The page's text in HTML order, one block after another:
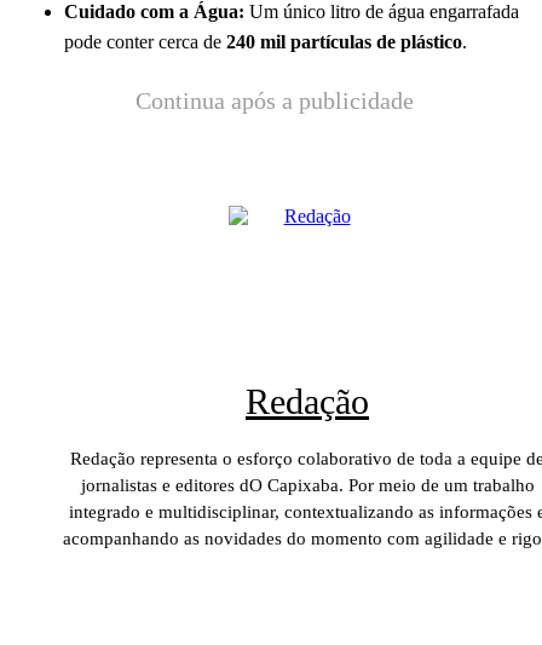
Cuidado com a Água: Um único litro de água engarrafada
pode conter cerca de 240 mil partículas de plástico.
Continua após a publicidade
Redação
Redação representa o esforço colaborativo de toda a equipe
jornalistas e editores dO Capixaba. Por meio de um trabalho
integrado e multidisciplinar, contextualizando as informações
acompanhando as novidades do momento com agilidade e